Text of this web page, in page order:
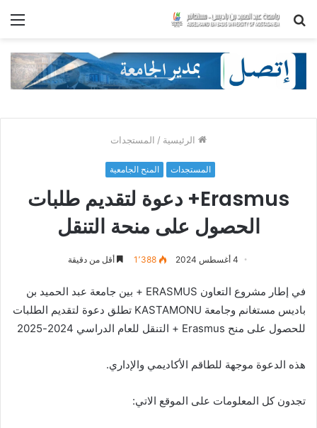
بحث
الرئيسية / المستجدات
المستجدات المنح الجامعية
Erasmus+ دعوة لتقديم طلبات
الحصول على منحة التنقل
4 أغسطس 2024 1٬388 أقل من دقيقة
في إطار مشروع التعاون ERASMUS + بين جامعة عبد الحميد بن
باديس مستغانم وجامعة KASTAMONU تطلق دعوة لتقديم الطلبات
للحصول على منح Erasmus + التنقل للعام الدراسي 2024-2025
هذه الدعوة موجهة للطاقم الأكاديمي والإداري.
تجدون كل المعلومات على الموقع الاتي: